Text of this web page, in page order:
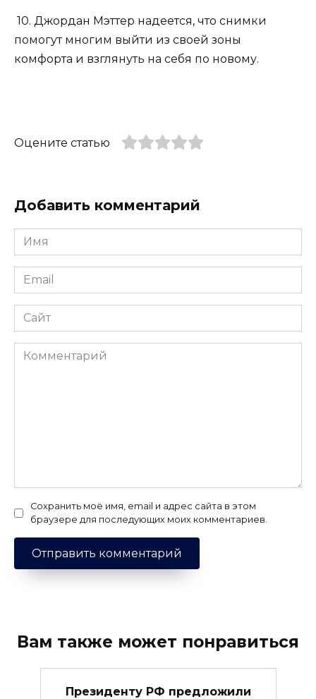
10. Джордан Мэттер надеется, что снимки
помогут многим выйти из своей зоны
комфорта и взглянуть на себя по новому.
Оцените статью
Добавить комментарий
Имя
*
Email
*
Сайт
Комментарий
Сохранить моё имя, email и адрес сайта в этом
браузере для последующих моих комментариев.
Вам также может понравиться
Президенту РФ предложили